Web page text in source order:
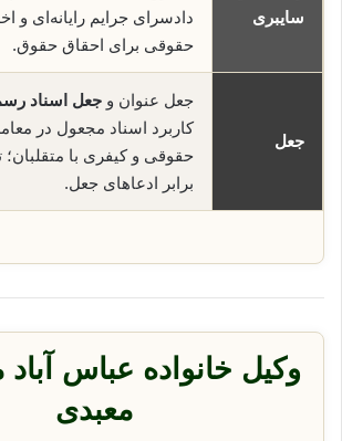
سایبری
دادسرای جرایم رایانه‌ای و
حقوقی برای احقاق حقوق.
جعل
جعل عنوان و جعل اسناد
کاربرد اسناد مجعول در
حقوقی و کیفری با متقلبان؛
برابر ادعاهای جعل.
وکیل خانواده عباس
معبدی